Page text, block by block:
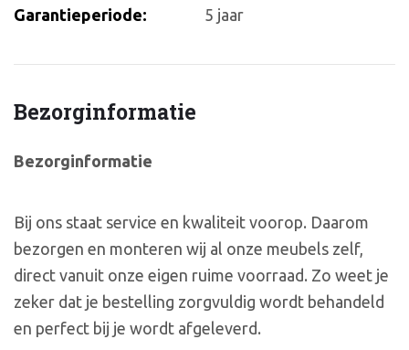
Garantieperiode:
5 jaar
Bezorginformatie
Bezorginformatie
Bij ons staat service en kwaliteit voorop. Daarom
bezorgen en monteren wij al onze meubels zelf,
direct vanuit onze eigen ruime voorraad. Zo weet je
zeker dat je bestelling zorgvuldig wordt behandeld
en perfect bij je wordt afgeleverd.